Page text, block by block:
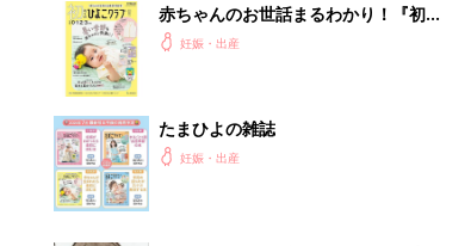
赤ちゃんのお世話まるわかり！『初め
てのひよこクラブ 夏号』〈巻頭大特
妊娠・出産
たまひよの雑誌
妊娠・出産